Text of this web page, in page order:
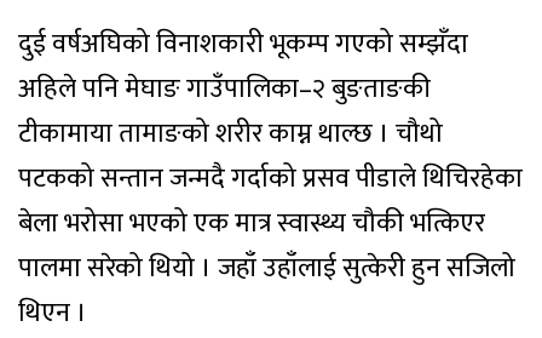
दुई वर्षअघिको विनाशकारी भूकम्प गएको सम्झँदा
अहिले पनि मेघाङ गाउँपालिका–२ बुङताङकी
टीकामाया तामाङको शरीर काम्न थाल्छ । चौथो
पटकको सन्तान जन्मदै गर्दाको प्रसव पीडाले थिचिरहेका
बेला भरोसा भएको एक मात्र स्वास्थ्य चौकी भत्किएर
पालमा सरेको थियो । जहाँ उहाँलाई सुत्केरी हुन सजिलो
थिएन ।